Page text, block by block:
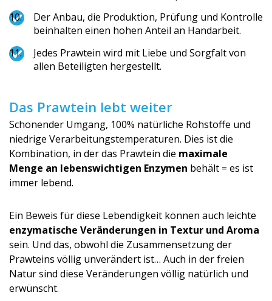
Der Anbau, die Produktion, Prüfung und Kontrolle
beinhalten einen hohen Anteil an Handarbeit.
Jedes Prawtein wird mit Liebe und Sorgfalt von
allen Beteiligten hergestellt.
Das Prawtein lebt weiter
Schonender Umgang, 100% natürliche Rohstoffe und
niedrige Verarbeitungstem­peraturen. Dies ist die
Kombination, in der das Prawtein die maximale
Menge an lebenswichtigen Enzymen behält = es ist
immer lebend.
Ein Beweis für diese Lebendigkeit können auch leichte
enzymatische Veränderungen in Textur und Aroma
sein. Und das, obwohl die Zusammensetzung der
Prawteins völlig unverändert ist… Auch in der freien
Natur sind diese Veränderungen völlig natürlich und
erwünscht.